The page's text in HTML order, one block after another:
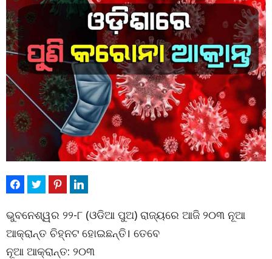
ଭୁବନେଶ୍ୱର ୨୨-୮ (ଓଡିଆ ପୁଅ) ରାଜ୍ୟରେ ଆଜି ୨୦୩ ନୂଆ
ଆକ୍ରାନ୍ତ ଚିହ୍ନଟ ହୋଇଛନ୍ତି। ତେବେ
ନୂଆ ଆକ୍ରାନ୍ତ: ୨୦୩